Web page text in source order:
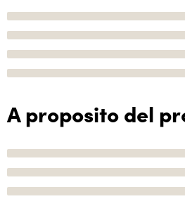
A proposito del